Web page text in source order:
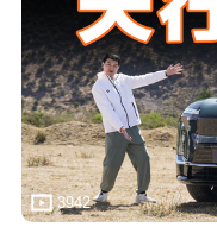
3942